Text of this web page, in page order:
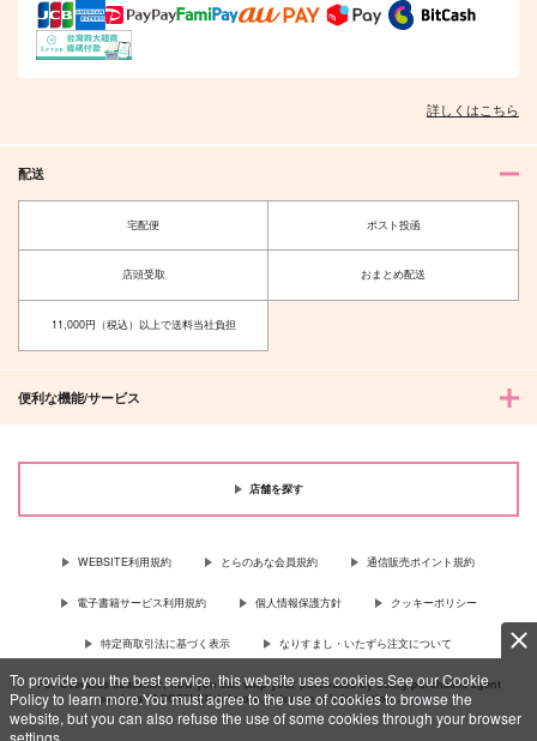
To provide you the best service, this website uses cookies.See our Cookie
Policy to learn more.You must agree to the use of cookies to browse the
website, but you can also refuse the use of some cookies through your browser
settings.
詳しくはこちら
配送
宅配便 ポスト投函
店頭受取 おまとめ配送
11,000円（税込）以上で送料当社負担
便利な機能/サービス
店舗を探す
WEBSITE利用規約 とらのあな会員規約 通信販売ポイント規約
電子書籍サービス利用規約 個人情報保護方針 クッキーポリシー
特定商取引法に基づく表示 なりすまし・いたずら注文について
For Overseas customer, now you can ship your purchases by using purchases agent
services “AOCS”! Click {more…} for more information …more